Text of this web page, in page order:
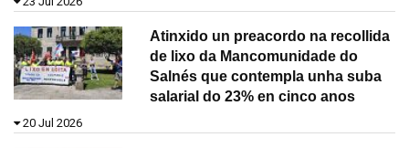
Atinxido un preacordo na recollida
de lixo da Mancomunidade do
Salnés que contempla unha suba
salarial do 23% en cinco anos
20 Jul 2026